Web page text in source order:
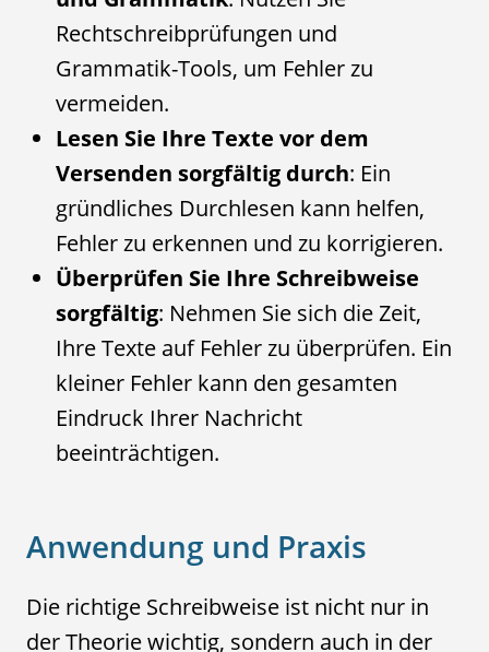
Rechtschreibprüfungen und
Grammatik-Tools, um Fehler zu
vermeiden.
Lesen Sie Ihre Texte vor dem
Versenden sorgfältig durch: Ein
gründliches Durchlesen kann helfen,
Fehler zu erkennen und zu korrigieren.
Überprüfen Sie Ihre Schreibweise
sorgfältig: Nehmen Sie sich die Zeit,
Ihre Texte auf Fehler zu überprüfen. Ein
kleiner Fehler kann den gesamten
Eindruck Ihrer Nachricht
beeinträchtigen.
Anwendung und Praxis
Die richtige Schreibweise ist nicht nur in
der Theorie wichtig, sondern auch in der